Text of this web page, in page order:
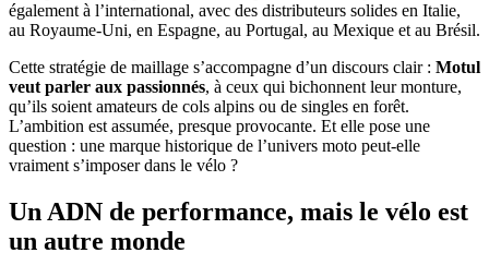
également à l’international, avec des distributeurs solides en Italie,
au Royaume-Uni, en Espagne, au Portugal, au Mexique et au Brésil.
Cette stratégie de maillage s’accompagne d’un discours clair : Motul
veut parler aux passionnés, à ceux qui bichonnent leur monture,
qu’ils soient amateurs de cols alpins ou de singles en forêt.
L’ambition est assumée, presque provocante. Et elle pose une
question : une marque historique de l’univers moto peut-elle
vraiment s’imposer dans le vélo ?
Un ADN de performance, mais le vélo est
un autre monde